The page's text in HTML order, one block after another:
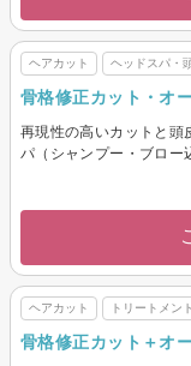
ヘアカット ヘッドスパ・
骨格修正カット・オ
再現性の高いカットと頭
パ（シャンプー・ブロー
ヘアカット トリートメント
骨格修正カット＋オ